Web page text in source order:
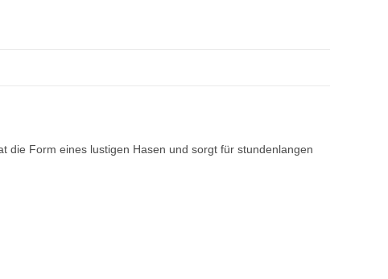
die Form eines lustigen Hasen und sorgt für stundenlangen